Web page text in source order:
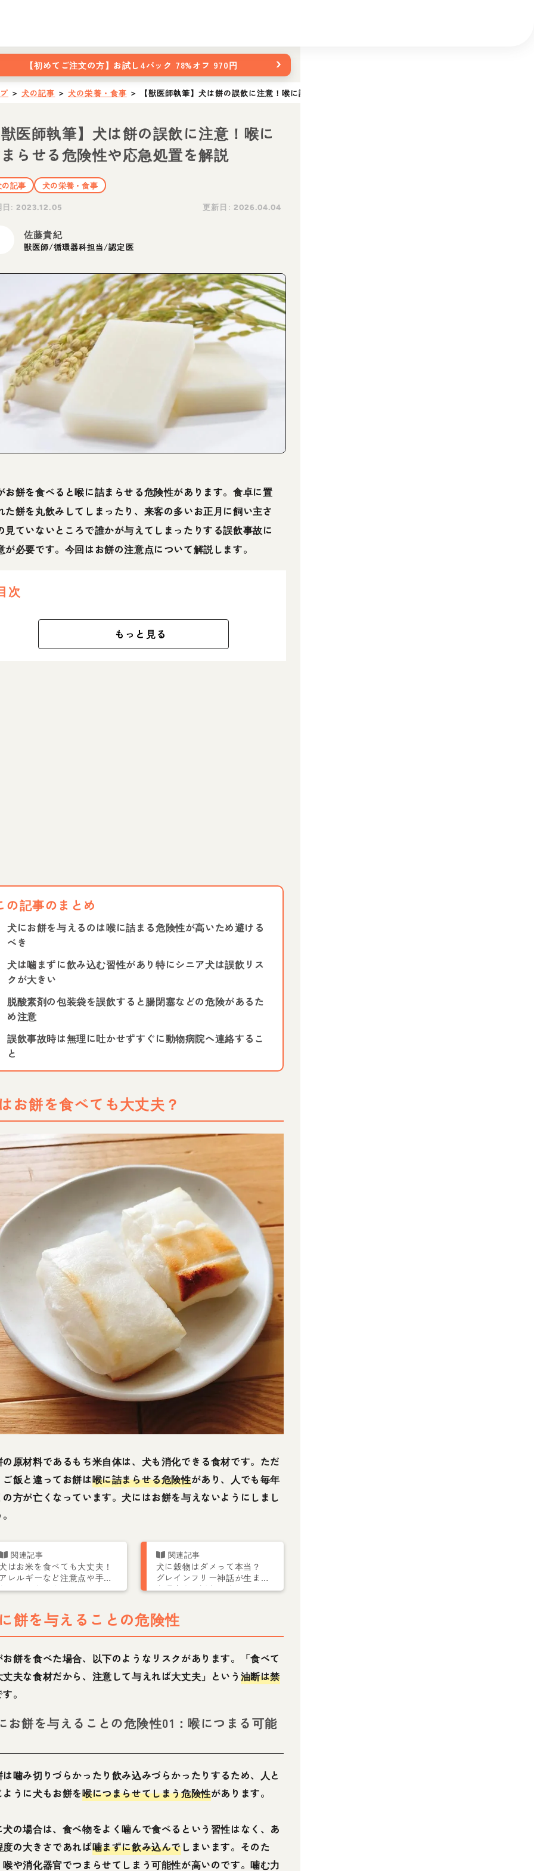
【初めてご注文の方】 お試し4パック 78%オフ 970円 ›
＞ 犬の記事 ＞ 犬の栄養・食事 ＞ 【獣医師執筆】犬は餅の誤飲に注意！喉に詰まらせる危険性や応急処置を解説
医師執筆】犬は餅の誤飲に注意！喉に
らせる危険性や応急処置を解説
の記事
犬の栄養・食事
日:2023.12.05 更新日: 2026.04.04
佐藤貴紀
獣医師/循環器科担当/認定医
お餅を食べると喉に詰まらせる危険性があります。食卓に置
た餅を丸飲みしてしまったり、来客の多いお正月に飼い主さ
見ていないところで誰かが与えてしまったりする誤飲事故に
が必要です。今回はお餅の注意点について解説します。
次
もっと見る
の記事のまとめ
犬にお餅を与えるのは喉に詰まる危険性が高いため避ける
べき
犬は噛まずに飲み込む習性があり特にシニア犬は誤飲リス
クが大きい
脱酸素剤の包装袋を誤飲すると腸閉塞などの危険があるた
め注意
誤飲事故時は無理に吐かせずすぐに動物病院へ連絡するこ
と
お餅を食べても大丈夫？
の原材料であるもち米自体は、犬も消化できる食材です。ただ
ご飯と違ってお餅は喉に詰まらせる危険性があり、人でも毎年
の方が亡くなっています。犬にはお餅を与えないようにしまし
はお米を食べても大丈夫！
レルギーなど注意点や手作
レシピを紹介
犬に穀物はダメって本当？
グレインフリー神話が生まれ
た理由を解説します。
餅を与えることの危険性
お餅を食べた場合、以下のようなリスクがあります。「食べて
丈夫な食材だから、注意して与えれば大丈夫」という 油断は禁
。
お餅を与えることの危険性01：喉につまる可能
は噛み切りづらかったり飲み込みづらかったりするため、人と
ように犬もお餅を喉につまらせてしまう危険性があります。
犬の場合は、食べ物をよく噛んで食べるという習性はなく、あ
度の大きさであれば噛まずに飲み込んでしまいます。そのた
喉や消化器官でつまらせてしまう可能性が高いのです。噛む力